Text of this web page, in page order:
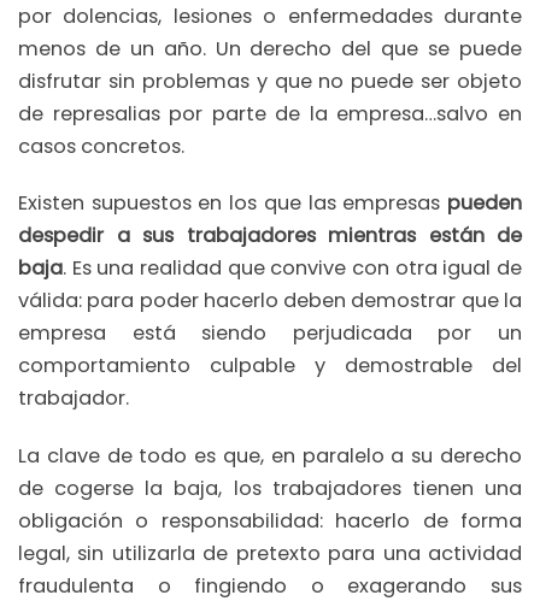
por dolencias, lesiones o enfermedades durante
menos de un año. Un derecho del que se puede
disfrutar sin problemas y que no puede ser objeto
de represalias por parte de la empresa…salvo en
casos concretos.
Existen supuestos en los que las empresas pueden
despedir a sus trabajadores mientras están de
baja. Es una realidad que convive con otra igual de
válida: para poder hacerlo deben demostrar que la
empresa está siendo perjudicada por un
comportamiento culpable y demostrable del
trabajador.
La clave de todo es que, en paralelo a su derecho
de cogerse la baja, los trabajadores tienen una
obligación o responsabilidad: hacerlo de forma
legal, sin utilizarla de pretexto para una actividad
fraudulenta o fingiendo o exagerando sus